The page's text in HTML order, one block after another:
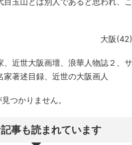
大阪
近世大阪画壇、浪華人物誌２、
著述目録、近世の大阪画人
つかりません。
事も読まれています